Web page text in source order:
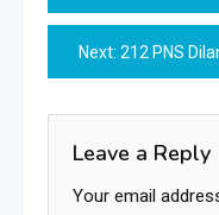
Next: 212 PNS Dilantik,
Leave a Reply
Your email